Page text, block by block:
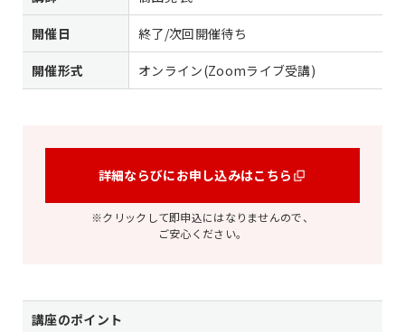
開催日 終了/次回開催待ち
開催形式 オンライン(Zoomライブ受講)
詳細ならびにお申し込みはこちら
※クリックして即申込にはなりませんので、
ご安心ください。
講座のポイント